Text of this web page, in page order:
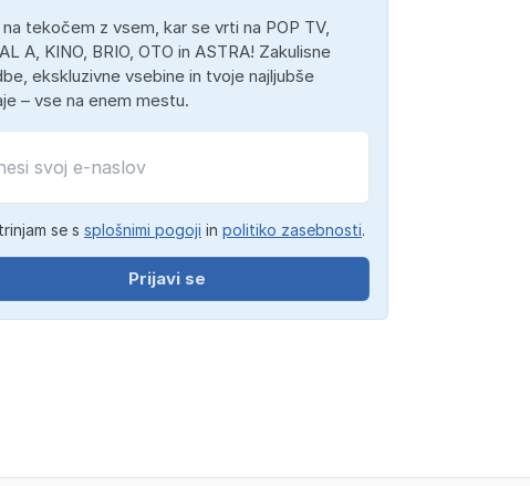
na tekočem z vsem, kar se vrti na POP TV,
A, KINO, BRIO, OTO in ASTRA! Zakulisne
ekskluzivne vsebine in tvoje najljubše
– vse na enem mestu.
se s splošnimi pogoji in politiko zasebnosti.
Prijavi se